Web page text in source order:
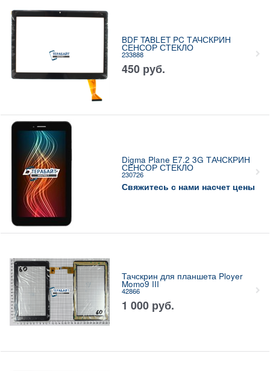
BDF TABLET PC ТАЧСКРИН
СЕНСОР СТЕКЛО
233888
450 руб.
Digma Plane E7.2 3G ТАЧСКРИН
СЕНСОР СТЕКЛО
230726
Свяжитесь с нами насчет цены
Тачскрин для планшета Ployer
Momo9 III
42866
1 000 руб.